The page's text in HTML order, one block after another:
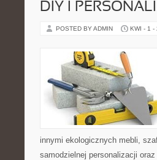
DIY I
POSTED BY ADMIN KWI - 1 -
innymi ekologicznych mebli,
samodzielnej personalizacji